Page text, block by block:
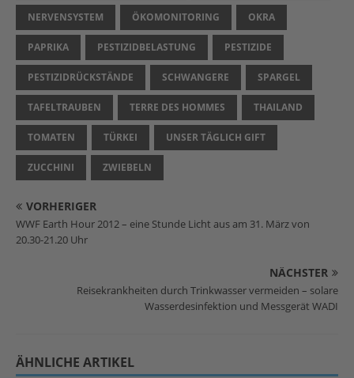
NERVENSYSTEM ÖKOMONITORING OKRA
PAPRIKA PESTIZIDBELASTUNG PESTIZIDE
PESTIZIDRÜCKSTÄNDE SCHWANGERE SPARGEL
TAFELTRAUBEN TERRE DES HOMMES THAILAND
TOMATEN TÜRKEI UNSER TÄGLICH GIFT
ZUCCHINI ZWIEBELN
VORHERIGER
WWF Earth Hour 2012 – eine Stunde Licht aus am 31. März von
20.30-21.20 Uhr
NÄCHSTER
Reisekrankheiten durch Trinkwasser vermeiden – solare
Wasserdesinfektion und Messgerät WADI
ÄHNLICHE ARTIKEL